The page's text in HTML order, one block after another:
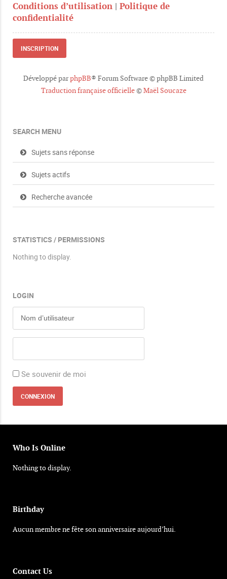
Conditions d’utilisation | Politique de
confidentialité
INSCRIPTION
Développé parphpBB® Forum Software © phpBB Limited
Traduction française officielle©Maël Soucaze
SEARCH MENU
Sujets sans réponse
Sujets actifs
Recherche avancée
STATISTICS / PERMISSIONS
Nothing to display.
LOGIN
Se souvenir de moi
Who Is Online
Nothing to display.
Birthday
Aucun membre ne fête son anniversaire aujourd’hui.
Contact Us